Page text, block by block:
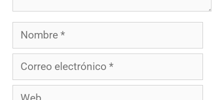
Nombre
Correo
electrónico
Web